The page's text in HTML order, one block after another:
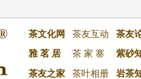
茶文化网 茶友互动
茶友
雅 茗 居
茶 家 寨 紫砂
茶友之家 茶叶相册 岩茶